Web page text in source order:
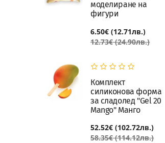
моделиране на
фигури
6.50€ (12.71лв.)
12.73€ (24.90лв.)
Комплект
силиконова форма
за сладолед "Gel 20
Mango" Манго
52.52€ (102.72лв.)
58.35€ (114.12лв.)